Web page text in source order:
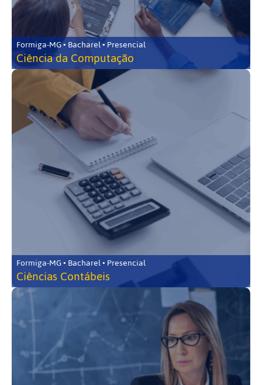
Formiga-MG • Bacharel • Presencial
Ciência da Computação
Formiga-MG • Bacharel • Presencial
Ciências Contábeis